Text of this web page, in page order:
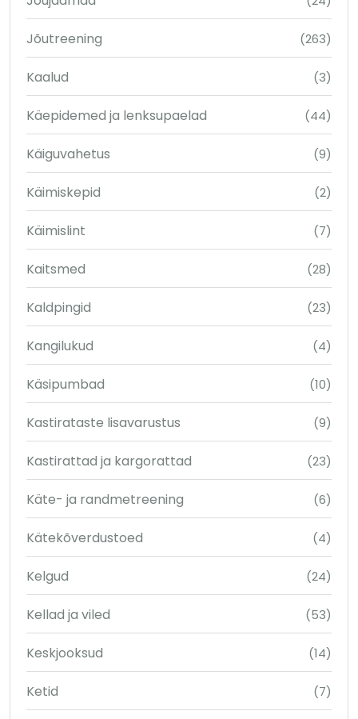
Jõutreening (263)
Kaalud (3)
Käepidemed ja lenksupaelad (44)
Käiguvahetus (9)
Käimiskepid (2)
Käimislint (7)
Kaitsmed (28)
Kaldpingid (23)
Kangilukud (4)
Käsipumbad (10)
Kastirataste lisavarustus (9)
Kastirattad ja kargorattad (23)
Käte- ja randmetreening (6)
Kätekõverdustoed (4)
Kelgud (24)
Kellad ja viled (53)
Keskjooksud (14)
Ketid (7)